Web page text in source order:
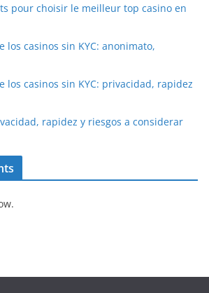
pour choisir le meilleur top casino en
los casinos sin KYC: anonimato,
los casinos sin KYC: privacidad, rapidez
rapidez y riesgos a considerar